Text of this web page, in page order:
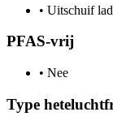
• Uitschuif
PFAS-vrij
• Nee
Type